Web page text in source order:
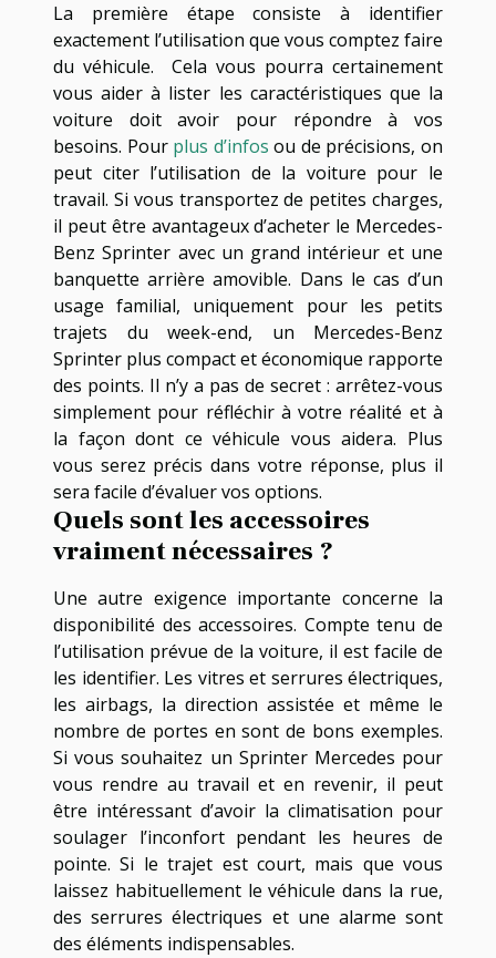
La première étape consiste à identifier
exactement l’utilisation que vous comptez faire
du véhicule. Cela vous pourra certainement
vous aider à lister les caractéristiques que la
voiture doit avoir pour répondre à vos
besoins. Pour plus d’infos ou de précisions, on
peut citer l’utilisation de la voiture pour le
travail. Si vous transportez de petites charges,
il peut être avantageux d’acheter le Mercedes-
Benz Sprinter avec un grand intérieur et une
banquette arrière amovible. Dans le cas d’un
usage familial, uniquement pour les petits
trajets du week-end, un Mercedes-Benz
Sprinter plus compact et économique rapporte
des points. Il n’y a pas de secret : arrêtez-vous
simplement pour réfléchir à votre réalité et à
la façon dont ce véhicule vous aidera. Plus
vous serez précis dans votre réponse, plus il
sera facile d’évaluer vos options.
Quels sont les accessoires
vraiment nécessaires ?
Une autre exigence importante concerne la
disponibilité des accessoires. Compte tenu de
l’utilisation prévue de la voiture, il est facile de
les identifier. Les vitres et serrures électriques,
les airbags, la direction assistée et même le
nombre de portes en sont de bons exemples.
Si vous souhaitez un Sprinter Mercedes pour
vous rendre au travail et en revenir, il peut
être intéressant d’avoir la climatisation pour
soulager l’inconfort pendant les heures de
pointe. Si le trajet est court, mais que vous
laissez habituellement le véhicule dans la rue,
des serrures électriques et une alarme sont
des éléments indispensables.